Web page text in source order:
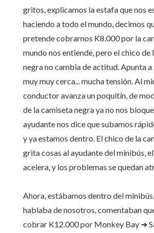
gritos, explicamos la estafa que nos
haciendo a todo el mundo, decimos
pretende cobrarnos K8.000 por la
mundo nos entiende, pero el chico de
negra no cambia de actitud. Apunta a
muy muy cerca... mucha tensión. Al
conductor avanza un poquitín, de
de la camiseta negra ya no nos
ayudante nos dice que subamos
y ya estamos dentro. El chico de la
grita cosas al ayudante del minibús,
acelera, y los problemas se quedan
Ahora, estábamos dentro del
hablaba de nosotros, comentaban
cobrar K12.000 por Monkey Bay ➜